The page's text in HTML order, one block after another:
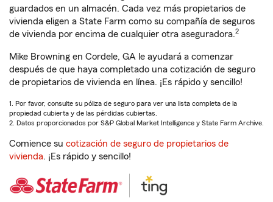
guardados en un almacén. Cada vez más propietarios de
vivienda eligen a State Farm como su compañía de seguros
de vivienda por encima de cualquier otra aseguradora.2
Mike Browning en Cordele, GA le ayudará a comenzar
después de que haya completado una cotización de seguro
de propietarios de vivienda en línea. ¡Es rápido y sencillo!
1. Por favor, consulte su póliza de seguro para ver una lista completa de la
propiedad cubierta y de las pérdidas cubiertas.
2. Datos proporcionados por S&P Global Market Intelligence y State Farm Archive.
Comience su cotización de seguro de propietarios de
vivienda. ¡Es rápido y sencillo!